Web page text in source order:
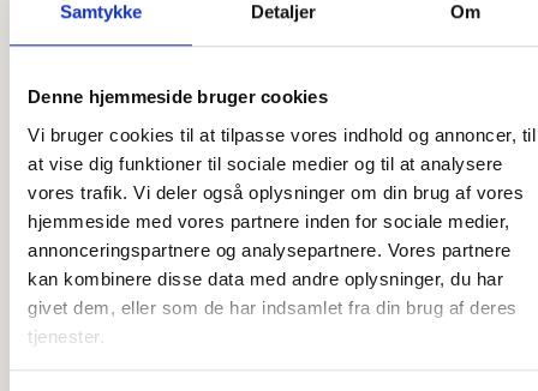
Samtykke Detaljer Om
Denne hjemmeside bruger cookies
Vi bruger cookies til at tilpasse vores indhold og annoncer, til
at vise dig funktioner til sociale medier og til at analysere
vores trafik. Vi deler også oplysninger om din brug af vores
hjemmeside med vores partnere inden for sociale medier,
annonceringspartnere og analysepartnere. Vores partnere
kan kombinere disse data med andre oplysninger, du har
givet dem, eller som de har indsamlet fra din brug af deres
tjenester.
vil pryde ethvert hjem i mange år. Bæredygtighed er ofte
forbundet med kvalitet, da kvalitet betyder længere levetid
bæredygtige vision ved at tilbyde delene af vores produkter
som reservedele. Dette gør det nemt for dig som forbruger
at leve et bæredygtigt liv, da du ikke skal erstatte eller købe
nyt, så snart en lille del går i stykker.
Når vi snakker kvalitetsmaterialer, omhandler et vigtigt
bæredygtighedspunkt, hvordan materialet er skaffet.
Størstedelen af vores materialer er produceret i træ, hvilket
er et naturprodukt, som vi kan gro mere af. Alt det træ, vi
benytter, kommer fra FSC-certificerede forhandlere og bliver